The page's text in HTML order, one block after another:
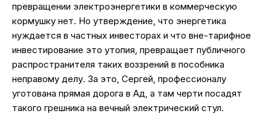
превращении электроэнергетики в коммерческую
кормушку нет. Но утверждение, что энергетика
нуждается в частных инвесторах и что вне-тарифное
инвестирование это утопия, превращает публичного
распространителя таких воззрений в пособника
неправому делу. За это, Сергей, профессионалу
уготована прямая дорога в Ад, а там черти посадят
такого грешника на вечный электрический стул.